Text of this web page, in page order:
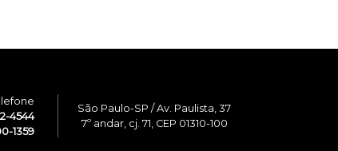
4544
1359
São Paulo-SP / Av. Paulista, 37
7º andar, cj. 71, CEP 01310-100